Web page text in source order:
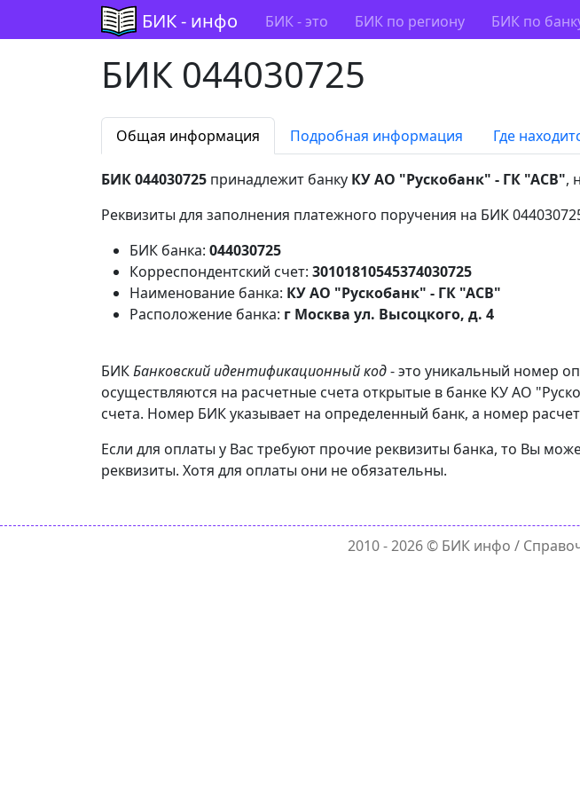
БИК - инфо БИК - это БИК по региону БИК по
БИК 044030725
Общая информация Подробная информация Где
БИК 044030725 принадлежит банку КУ АО "Рускобанк" - ГК "АСВ",
Реквизиты для заполнения платежного поручения на БИК
БИК банка: 044030725
Корреспондентский счет: 30101810545374030725
Наименование банка: КУ АО "Рускобанк" - ГК "АСВ"
Расположение банка: г Москва ул. Высоцкого, д. 4
БИКБанковский идентификационный код- это уникальный номер
осуществляются на расчетные счета открытые в банке КУ АО
счета. Номер БИК указывает на определенный банк, а номер
Если для оплаты у Вас требуют прочие реквизиты банка, то Вы
реквизиты. Хотя для оплаты они не обязательны.
2010 - 2026 © БИК инфо /